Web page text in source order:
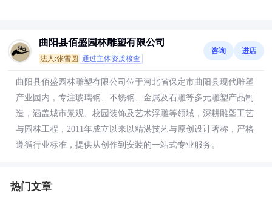
曲阳县佰盛园林雕塑有限公司
法人:张雪圆 通过主体资质核查
咨询 进店
曲阳县佰盛园林雕塑有限公司位于河北省保定市曲阳县现代雕塑
产业园内，专注玻璃钢、不锈钢、金属及石雕等多元雕塑产品制
造，涵盖城市景观、校园装饰及艺术浮雕等领域，深耕雕塑工艺
与园林工程，2011年成立以来以精湛技艺与原创设计著称，严格
遵循行业标准，提供从创作到安装的一站式专业服务。
热门文章